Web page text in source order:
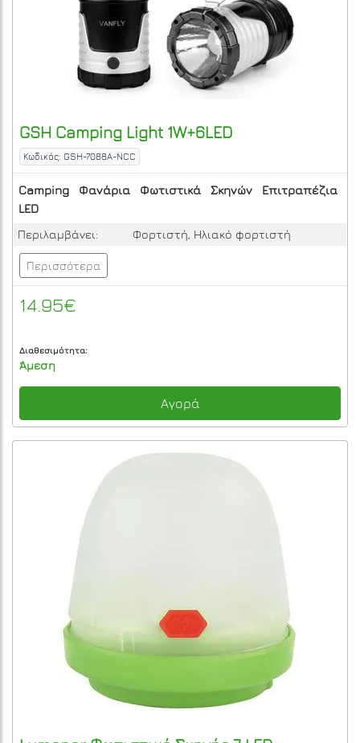
GSH Camping Light 1W+6LED
Κωδικός: GSH-7088A-NCC
Camping Φανάρια Φωτιστικά Σκηνών
Επιτραπέζια
LED
Περιλαμβάνει:
Φορτιστή, Ηλιακό φορτιστή
Περισσότερα
14.95€
Διαθεσιμότητα:
Άμεση
Αγορά